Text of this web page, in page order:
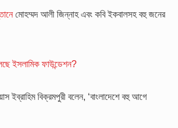
মোহম্মদ আলী জিন্নাহ এবং কবি ইকবালসহ বহু জনের
ইসলামিক ফাউন্ডেশন?
ইব্রাহিম বিক্রমপুরী বলেন, ‘বাংলাদেশে বহু আগে